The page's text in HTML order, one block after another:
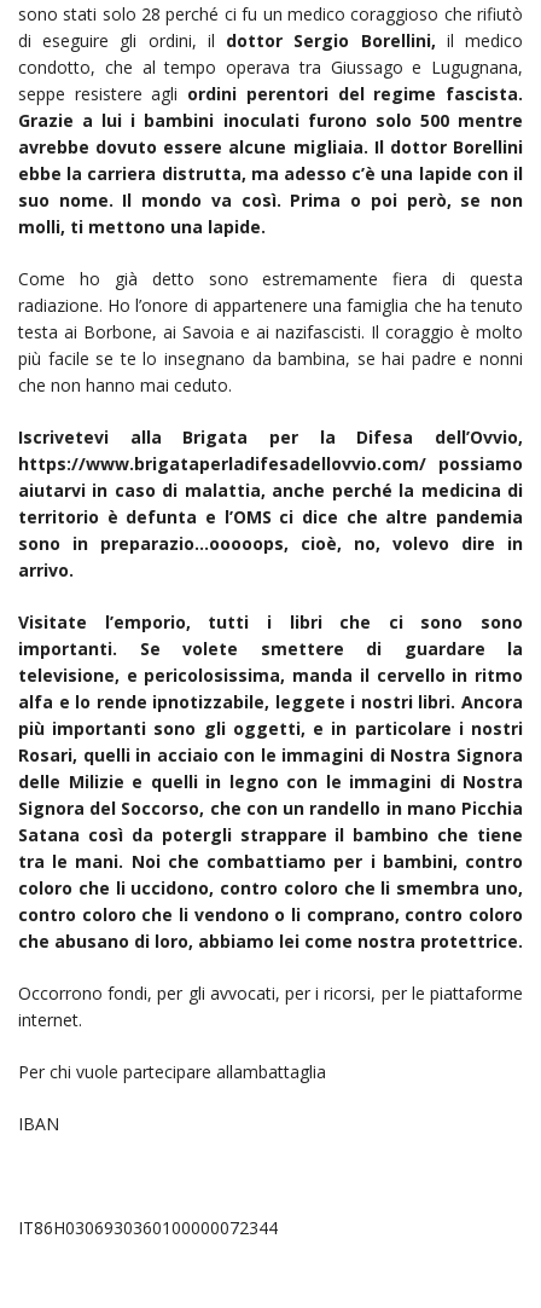
sono stati solo 28 perché ci fu un medico coraggioso che rifiutò
di eseguire gli ordini, il dottor Sergio Borellini, il medico
condotto, che al tempo operava tra Giussago e Lugugnana,
seppe resistere agli ordini perentori del regime fascista.
Grazie a lui i bambini inoculati furono solo 500 mentre
avrebbe dovuto essere alcune migliaia. Il dottor Borellini
ebbe la carriera distrutta, ma adesso c’è una lapide con il
suo nome. Il mondo va così. Prima o poi però, se non
molli, ti mettono una lapide.
Come ho già detto sono estremamente fiera di questa
radiazione. Ho l’onore di appartenere una famiglia che ha tenuto
testa ai Borbone, ai Savoia e ai nazifascisti. Il coraggio è molto
più facile se te lo insegnano da bambina, se hai padre e nonni
che non hanno mai ceduto.
Iscrivetevi alla Brigata per la Difesa dell’Ovvio,
https://www.brigataperladifesadellovvio.com/ possiamo
aiutarvi in caso di malattia, anche perché la medicina di
territorio è defunta e l’OMS ci dice che altre pandemia
sono in preparazio…ooooops, cioè, no, volevo dire in
arrivo.
Visitate l’emporio, tutti i libri che ci sono sono
importanti. Se volete smettere di guardare la
televisione, e pericolosissima, manda il cervello in ritmo
alfa e lo rende ipnotizzabile, leggete i nostri libri. Ancora
più importanti sono gli oggetti, e in particolare i nostri
Rosari, quelli in acciaio con le immagini di Nostra Signora
delle Milizie e quelli in legno con le immagini di Nostra
Signora del Soccorso, che con un randello in mano Picchia
Satana così da potergli strappare il bambino che tiene
tra le mani. Noi che combattiamo per i bambini, contro
coloro che li uccidono, contro coloro che li smembra uno,
contro coloro che li vendono o li comprano, contro coloro
che abusano di loro, abbiamo lei come nostra protettrice.
Occorrono fondi, per gli avvocati, per i ricorsi, per le piattaforme
internet.
Per chi vuole partecipare allambattaglia
IBAN
IT86H0306930360100000072344